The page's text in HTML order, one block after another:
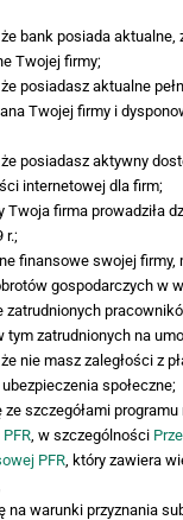
bank posiada aktualne,
Twojej firmy;
posiadasz aktualne
Twojej firmy i
posiadasz aktywny
internetowej dla firm;
Twoja firma prowadziła
r.;
finansowe swojej firmy,
gospodarczych w
zatrudnionych
tym zatrudnionych na
nie masz zaległości z
społeczne;
ze szczegółami programu
, w szczególności
PFR, który zawiera
na warunki przyznania